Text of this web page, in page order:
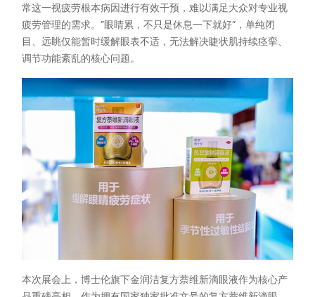
常这一视疲劳根本病因进行有效干预，难以满足大众对专业视
疲劳管理的需求。”眼睛累，不只是休息一下就好”，单纯闭
目、远眺仅能暂时缓解眼表不适，无法解决睫状肌持续痉挛、
调节功能紊乱的核心问题。
本次展会上，博士伦旗下金润洁复方萘维新滴眼液作为核心产